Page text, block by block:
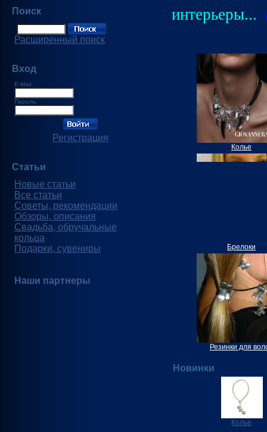
Поиск
Расширенный поиск
Вход
E-Mail:
Пароль:
Регистрация
Статьи
Новые статьи
Все статьи
Советы, рекомендации
Обзоры, описания
Свадьба, обручальные
кольца
Подарки, сувениры
Наши партнеры
интерьеры...
Колье
Брелоки
Резинки для
Новинки
Колье